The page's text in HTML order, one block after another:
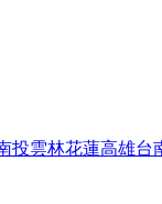
投雲林花蓮高雄台